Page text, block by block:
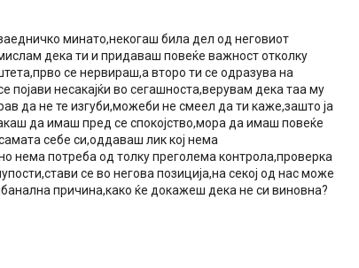
минато,некогаш била дел од неговиот
дека ти и придаваш повеќе важност отколку
се нервираш,а второ ти се одразува на
појави несакајќи во сегашноста,верувам дека таа му
да не те изгуби,можеби не смеел да ти каже,зашто ја
да имаш пред се спокојство,мора да имаш повеќе
себе си,оддаваш лик кој нема
нема потреба од толку преголема контрола,проверка
се во негова позиција,на секој од нас може
причина,како ќе докажеш дека не си виновна?